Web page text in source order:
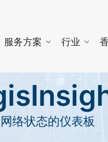
服务方案 行业
络状态的仪表板